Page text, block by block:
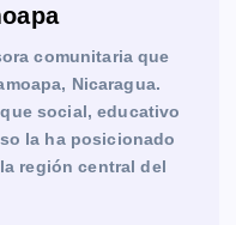
comunitaria que
Nicaragua.
social, educativo
la ha posicionado
región central del